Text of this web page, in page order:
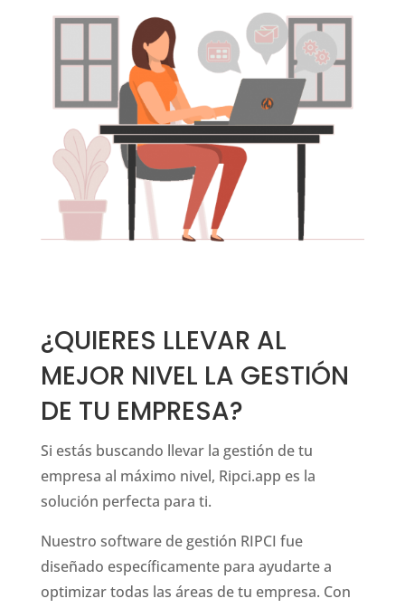
¿QUIERES LLEVAR AL
MEJOR NIVEL LA GESTIÓN
DE TU EMPRESA?
Si estás buscando llevar la gestión de tu
empresa al máximo nivel, Ripci.app es la
solución perfecta para ti.
Nuestro software de gestión RIPCI fue
diseñado específicamente para ayudarte a
optimizar todas las áreas de tu empresa. Con